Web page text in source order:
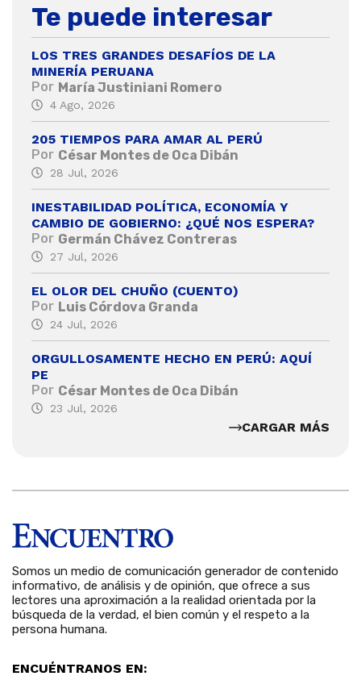
Te puede interesar
LOS TRES GRANDES DESAFÍOS DE LA
MINERÍA PERUANA
Por María Justiniani Romero
4 Ago, 2026
205 TIEMPOS PARA AMAR AL PERÚ
Por César Montes de Oca Dibán
28 Jul, 2026
INESTABILIDAD POLÍTICA, ECONOMÍA Y
CAMBIO DE GOBIERNO: ¿QUÉ NOS ESPERA?
Por Germán Chávez Contreras
27 Jul, 2026
EL OLOR DEL CHUÑO (CUENTO)
Por Luis Córdova Granda
24 Jul, 2026
ORGULLOSAMENTE HECHO EN PERÚ: AQUÍ
PE
Por César Montes de Oca Dibán
23 Jul, 2026
CARGAR MÁS
Somos un medio de comunicación generador de contenido
informativo, de análisis y de opinión, que ofrece a sus
lectores una aproximación a la realidad orientada por la
búsqueda de la verdad, el bien común y el respeto a la
persona humana.
ENCUÉNTRANOS EN: